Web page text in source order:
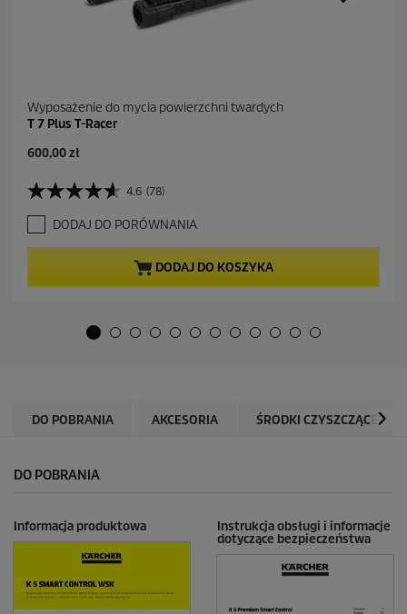
Wyposażenie do mycia powierzchni twardych
T 7 Plus T-Racer
A
t
u
a
l
n
c
600,00 zł
4.6 (78)
4
.
6
n
R
e
n
i
DODAJ DO PORÓWNANIA
DODAJ DO KOSZYKA
DO POBRANIA AKCESORIA ŚRODKI CZYSZCZĄCE
DO POBRANIA
Informacja produktowa
Instrukcja obsługi i informacje
dotyczące bezpieczeństwa